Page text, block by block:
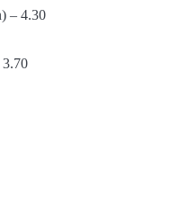
– 4.30